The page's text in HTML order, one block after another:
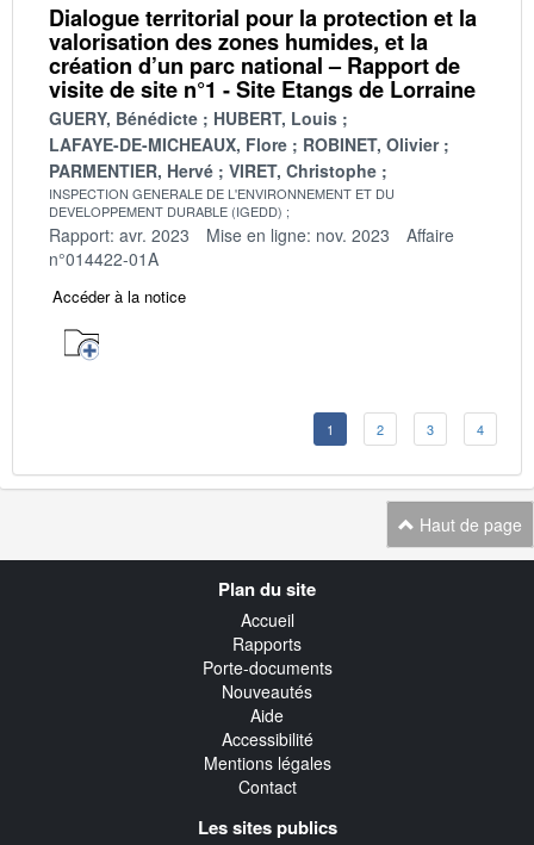
Dialogue territorial pour la protection et la
valorisation des zones humides, et la
création d’un parc national – Rapport de
visite de site n°1 - Site Etangs de Lorraine
GUERY, Bénédicte
HUBERT, Louis
LAFAYE-DE-MICHEAUX, Flore
ROBINET, Olivier
PARMENTIER, Hervé
VIRET, Christophe
INSPECTION GENERALE DE L'ENVIRONNEMENT ET DU
DEVELOPPEMENT DURABLE (IGEDD)
Rapport: avr. 2023 Mise en ligne: nov. 2023
Affaire
n°014422-01A
Accéder à la notice
1 2 3 4
Haut de page
Plan du site
Accueil
Rapports
Porte-documents
Nouveautés
Aide
Accessibilité
Mentions légales
Contact
Les sites publics